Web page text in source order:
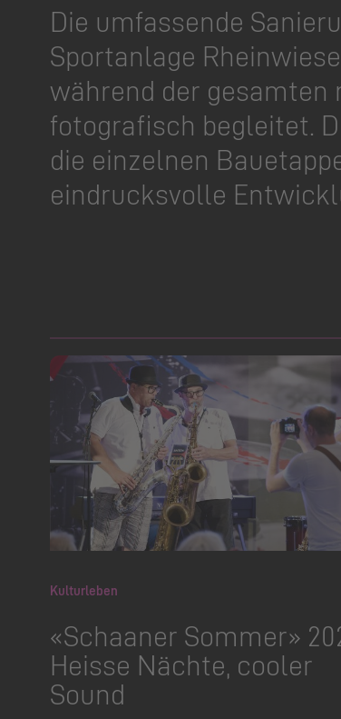
Die umfassende
Sportanlage
während der gesamten
fotografisch begleitet.
die einzelnen
eindrucksvolle
Kulturleben
«Schaaner Sommer»
Heisse Nächte, cooler
Sound